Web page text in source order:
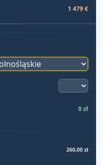
1 479 €
0 zł
260,00 zł